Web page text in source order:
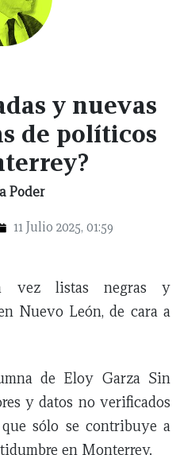
y nuevas
de políticos
Poder
11 Julio 2025, 01:59
vez listas negras y
Nuevo León, de cara a
de Eloy Garza Sin
y datos no verificados
sólo se contribuye a
en Monterrey.